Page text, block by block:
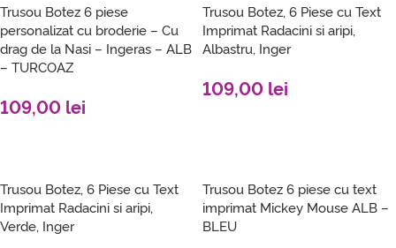
Trusou Botez 6 piese
personalizat cu broderie – Cu
drag de la Nasi – Ingeras – ALB
– TURCOAZ
109,00 lei
Trusou Botez, 6 Piese cu Text
Imprimat Radacini si aripi,
Albastru, Inger
109,00 lei
Trusou Botez, 6 Piese cu Text
Imprimat Radacini si aripi,
Verde, Inger
Trusou Botez 6 piese cu text
imprimat Mickey Mouse ALB –
BLEU